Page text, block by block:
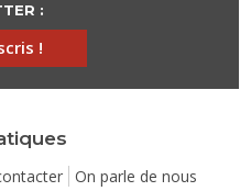
:
!
On parle de nous